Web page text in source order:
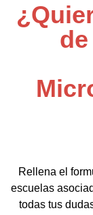
Rellena el
escuelas
todas tus